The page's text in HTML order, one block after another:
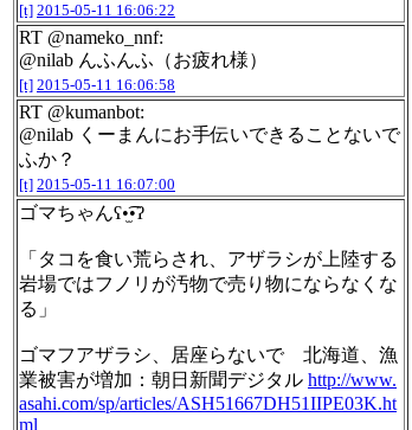
[t] 2015-05-11 16:06:22
RT @nameko_nnf:
@nilab んふんふ（お疲れ様）
[t] 2015-05-11 16:06:58
RT @kumanbot:
@nilab くーまんにお手伝いできることないで
ふか？
[t] 2015-05-11 16:07:00
ゴマちゃんʕ•̫͡•ʔ
「タコを食い荒らされ、アザラシが上陸する
岩場ではフノリが汚物で売り物にならなくな
る」
ゴマフアザラシ、居座らないで 北海道、漁
業被害が増加：朝日新聞デジタル http://www.
asahi.com/sp/articles/ASH51667DH51IIPE03K.ht
ml